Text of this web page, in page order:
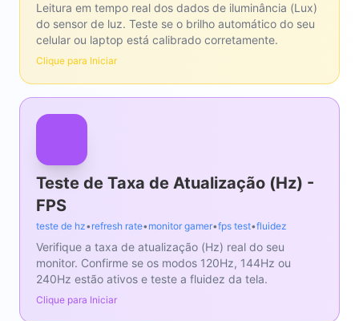
Leitura em tempo real dos dados de iluminância (Lux)
do sensor de luz. Teste se o brilho automático do seu
celular ou laptop está calibrado corretamente.
Clique para Iniciar
Teste de Taxa de Atualização (Hz) -
FPS
teste de hz•refresh rate•monitor gamer•fps test•fluidez
Verifique a taxa de atualização (Hz) real do seu
monitor. Confirme se os modos 120Hz, 144Hz ou
240Hz estão ativos e teste a fluidez da tela.
Clique para Iniciar